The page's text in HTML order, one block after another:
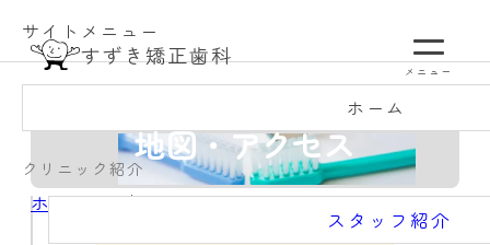
内
を
キ
ッ
すずき矯正歯科
サイトメニュー
ホーム
クリニック紹介
スタッフ紹介
メニュー
地図・アクセス
ホーム/地図・アクセス